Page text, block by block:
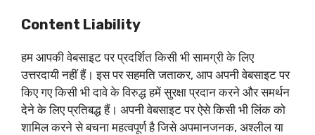
Content Liability
हम आपकी वेबसाइट पर प्रदर्शित किसी भी सामग्री के लिए
उत्तरदायी नहीं हैं। इस पर सहमति जताकर, आप अपनी वेबसाइट पर
किए गए किसी भी दावे के विरुद्ध हमें सुरक्षा प्रदान करने और समर्थन
देने के लिए प्रतिबद्ध हैं। अपनी वेबसाइट पर ऐसे किसी भी लिंक को
शामिल करने से बचना महत्वपूर्ण है जिसे अपमानजनक, अश्लील या